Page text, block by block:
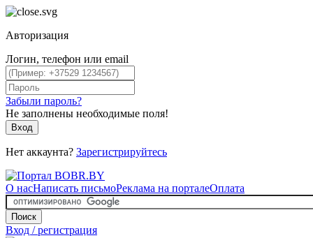
Авторизация
Логин, телефон или email
Забыли пароль?
Не заполнены необходимые поля!
Вход
Нет аккаунта? Зарегистрируйтесь
О насНаписать письмоРеклама на порталеОплата
Поиск
Вход / регистрация